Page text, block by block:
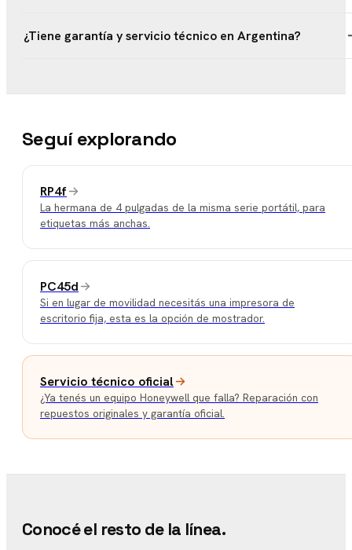
¿Tiene garantía y servicio técnico en Argentina?
Seguí explorando
RP4f
La hermana de 4 pulgadas de la misma serie portátil, para
etiquetas más anchas.
PC45d
Si en lugar de movilidad necesitás una impresora de
escritorio fija, esta es la opción de mostrador.
Servicio técnico oficial
¿Ya tenés un equipo Honeywell que falla? Reparación con
repuestos originales y garantía oficial.
Conocé el resto de la línea.